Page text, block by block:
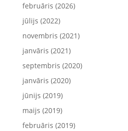
februāris (2026)
jūlijs (2022)
novembris (2021)
janvāris (2021)
septembris (2020)
janvāris (2020)
jūnijs (2019)
maijs (2019)
februāris (2019)